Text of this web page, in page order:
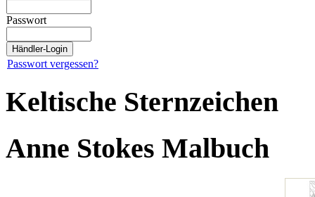
Passwort
Passwort vergessen?
Keltische Sternzeichen
Anne Stokes Malbuch